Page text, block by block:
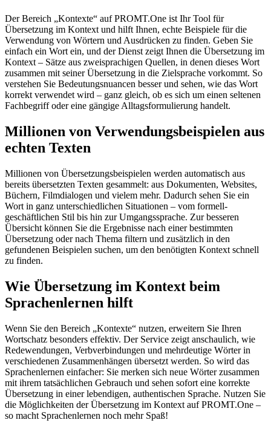
Der Bereich „Kontexte“ auf PROMT.One ist Ihr Tool für
Übersetzung im Kontext und hilft Ihnen, echte Beispiele für die
Verwendung von Wörtern und Ausdrücken zu finden. Geben Sie
einfach ein Wort ein, und der Dienst zeigt Ihnen die Übersetzung im
Kontext – Sätze aus zweisprachigen Quellen, in denen dieses Wort
zusammen mit seiner Übersetzung in die Zielsprache vorkommt. So
verstehen Sie Bedeutungsnuancen besser und sehen, wie das Wort
korrekt verwendet wird – ganz gleich, ob es sich um einen seltenen
Fachbegriff oder eine gängige Alltagsformulierung handelt.
Millionen von Verwendungsbeispielen aus
echten Texten
Millionen von Übersetzungsbeispielen werden automatisch aus
bereits übersetzten Texten gesammelt: aus Dokumenten, Websites,
Büchern, Filmdialogen und vielem mehr. Dadurch sehen Sie ein
Wort in ganz unterschiedlichen Situationen – vom formell-
geschäftlichen Stil bis hin zur Umgangssprache. Zur besseren
Übersicht können Sie die Ergebnisse nach einer bestimmten
Übersetzung oder nach Thema filtern und zusätzlich in den
gefundenen Beispielen suchen, um den benötigten Kontext schnell
zu finden.
Wie Übersetzung im Kontext beim
Sprachenlernen hilft
Wenn Sie den Bereich „Kontexte“ nutzen, erweitern Sie Ihren
Wortschatz besonders effektiv. Der Service zeigt anschaulich, wie
Redewendungen, Verbverbindungen und mehrdeutige Wörter in
verschiedenen Zusammenhängen übersetzt werden. So wird das
Sprachenlernen einfacher: Sie merken sich neue Wörter zusammen
mit ihrem tatsächlichen Gebrauch und sehen sofort eine korrekte
Übersetzung in einer lebendigen, authentischen Sprache. Nutzen Sie
die Möglichkeiten der Übersetzung im Kontext auf PROMT.One –
so macht Sprachenlernen noch mehr Spaß!